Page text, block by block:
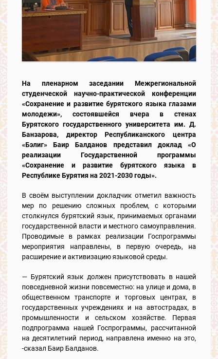
На пленарном заседании Межрегиональной
студенческой научно-практической конференции
«Сохранение и развитие бурятского языка глазами
молодежи», состоявшейся вчера в стенах
Бурятского государственного университета им. Д.
Банзарова, директор Республиканского центра
«Бэлиг» Баир Балданов представил доклад «О
реализации Государственной программы
«Сохранение и развитие бурятского языка в
Республике Бурятия на 2021-2030 годы».
В своём выступлении докладчик отметил важность
мер по решению сложных проблем, с которыми
столкнулся бурятский язык, принимаемых органами
государственной власти и местного самоуправления.
Проводимые в рамках реализации Госпрограммы
мероприятия направлены, в первую очередь, на
расширение и активизацию языковой среды.
— Бурятский язык должен присутствовать в нашей
повседневной жизни повсеместно: на улице и дома, в
общественном транспорте и торговых центрах, в
государственных учреждениях и на автострадах, в
промышленности и сельском хозяйстве. Первая
подпрограмма нашей Госпрограммы, рассчитанной
на десятилетний период, направлена именно на это,
-сказал Баир Балданов.